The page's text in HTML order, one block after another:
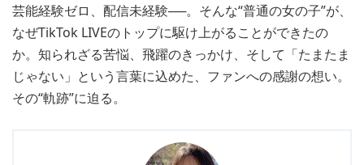
芸能経験ゼロ、配信未経験──。そんな“普通の女の子”が、
なぜTikTok LIVEのトップに駆け上がることができたの
か。知られざる苦悩、飛躍のきっかけ、そして「たまたま
じゃない」という言葉に込めた、ファンへの感謝の想い。
その“軌跡”に迫る。